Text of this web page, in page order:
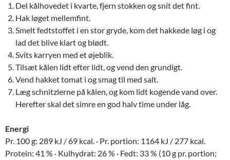
Del kålhovedet i kvarte, fjern stokken og snit det fint.
Hak løget mellemfint.
Smelt fedtstoffet i en stor gryde, kom det hakkede løg i og
lad det blive klart og blødt.
Svits karryen med et øjeblik.
Tilsæt kålen lidt efter lidt, og vend den grundigt.
Vend hakket tomat i og smag til med salt.
Læg schnitzlerne på kålen, og kom lidt kogende vand over.
Herefter skal det simre en god halv time under låg.
Energi
Pr. 100 g: 289 kJ / 69 kcal. · Pr. portion: 1164 kJ / 277 kcal.
Protein: 41 % · Kulhydrat: 26 % · Fedt: 33 % (10 g pr. portion;